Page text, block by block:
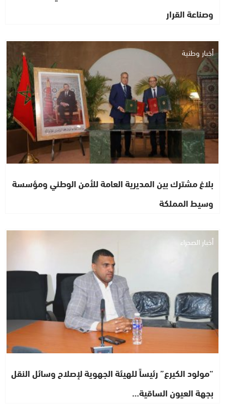
وصناعة القرار
أخبار وطنية
بلاغ مشترك بين المديرية العامة للأمن الوطني ومؤسسة
وسيط المملكة
أخبار الصحراء
“مولود الكيرع” رئيساً للهيئة الجهوية لإصلاح وسائل النقل
بجهة العيون الساقية…